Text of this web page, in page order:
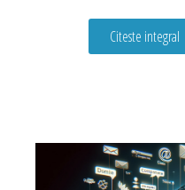
Citeste integral